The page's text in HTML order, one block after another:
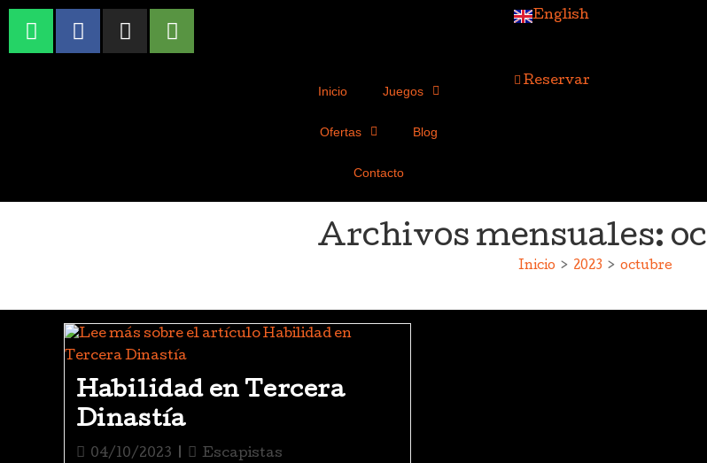
English
Inicio Juegos
Ofertas Blog
Contacto
Reservar
Archivos mensuales:
Inicio > 2023 > octubre
Habilidad en Tercera
Dinastía
04/10/2023 Escapistas